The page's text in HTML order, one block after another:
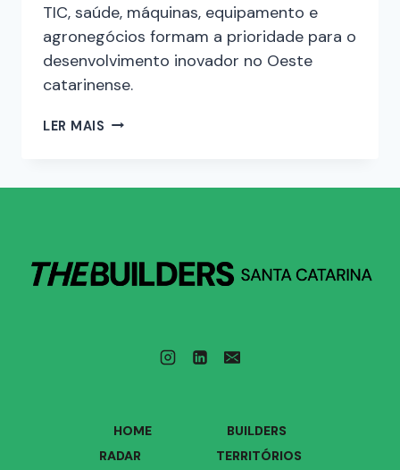
TIC, saúde, máquinas, equipamento e
agronegócios formam a prioridade para o
desenvolvimento inovador no Oeste
catarinense.
LER MAIS
HOME
BUILDERS
RADAR
TERRITÓRIOS